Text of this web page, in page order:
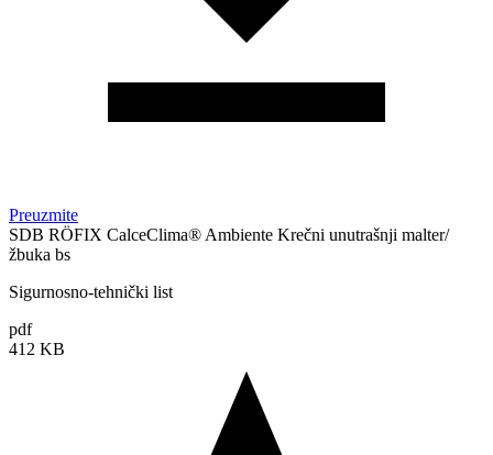
Preuzmite
SDB RÖFIX CalceClima® Ambiente Krečni unutrašnji malter/
žbuka bs
Sigurnosno-tehnički list
pdf
412 KB